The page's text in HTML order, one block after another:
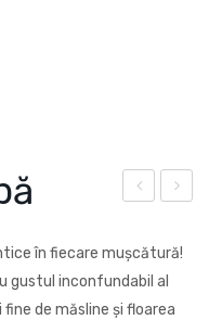
iți
Aur
aș
e
inte
gral
în fiecare mușcătură!
gustul inconfundabil al
de măsline și floarea